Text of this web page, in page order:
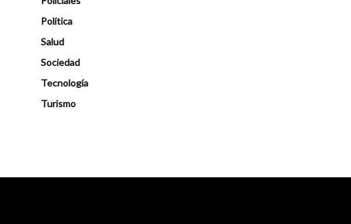
Política
Salud
Sociedad
Tecnología
Turismo